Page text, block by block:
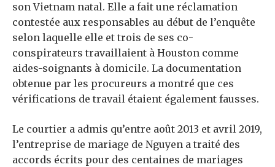
son Vietnam natal. Elle a fait une réclamation
contestée aux responsables au début de l’enquête
selon laquelle elle et trois de ses co-
conspirateurs travaillaient à Houston comme
aides-soignants à domicile. La documentation
obtenue par les procureurs a montré que ces
vérifications de travail étaient également fausses.
Le courtier a admis qu’entre août 2013 et avril 2019,
l’entreprise de mariage de Nguyen a traité des
accords écrits pour des centaines de mariages